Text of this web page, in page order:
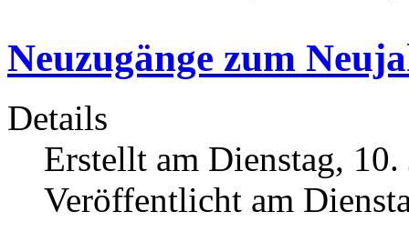
Neuzugänge zum
Details
Erstellt am Dienstag,
Veröffentlicht am